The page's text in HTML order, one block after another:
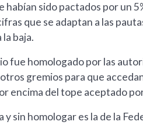
habían sido pactados por un
que se adaptan a las
baja.
fue homologado por las
gremios para que
encima del tope aceptado
sin homologar es la de la